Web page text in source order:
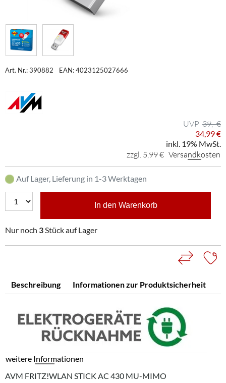
Art. Nr.: 390882 EAN: 4023125027666
39,- €
34,99 €
inkl. 19% MwSt.
zzgl. 5,99 € Versandkosten
Auf Lager, Lieferung in 1-3 Werktagen
In den Warenkorb
Nur noch 3Stück auf Lager
Beschreibung Informationen zur Produktsicherheit
weitere Informationen
AVM FRITZ!WLAN STICK AC 430 MU-MIMO